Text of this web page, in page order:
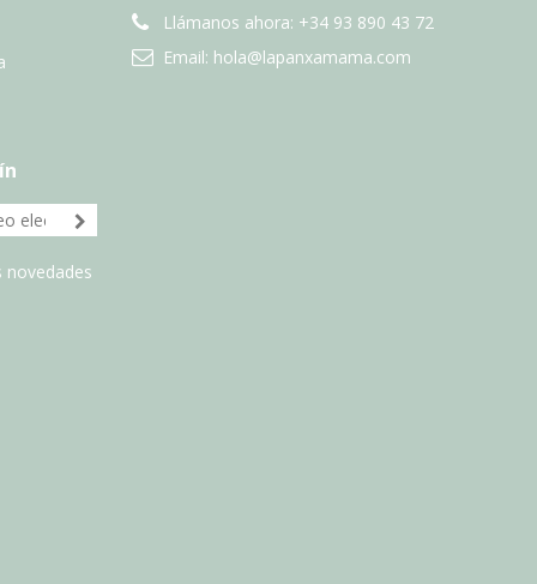
Llámanos ahora: +34 93 890 43 72
Email: hola@lapanxamama.com
novedades